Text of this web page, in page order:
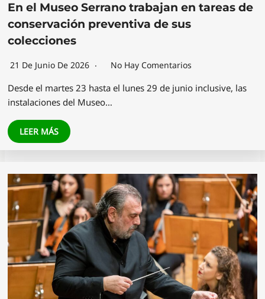
En el Museo Serrano trabajan en tareas de
conservación preventiva de sus
colecciones
21 De Junio De 2026 No Hay Comentarios
Desde el martes 23 hasta el lunes 29 de junio inclusive, las
instalaciones del Museo…
LEER MÁS